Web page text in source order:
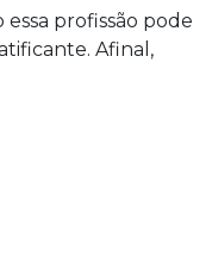
profissão pode
Afinal,